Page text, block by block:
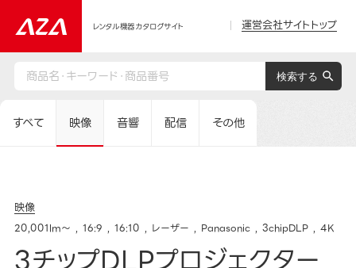
レンタル機器カタログサイト 運営会社サイトトップ
すべて 映像 音響 配信 その他
映像
20,001lm～ 16:9 16:10 レーザー Panasonic 3chipDLP 4K